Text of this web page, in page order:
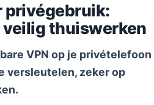
privégebruik:
thuiswerken
VPN op je privételefoon
versleutelen, zeker op